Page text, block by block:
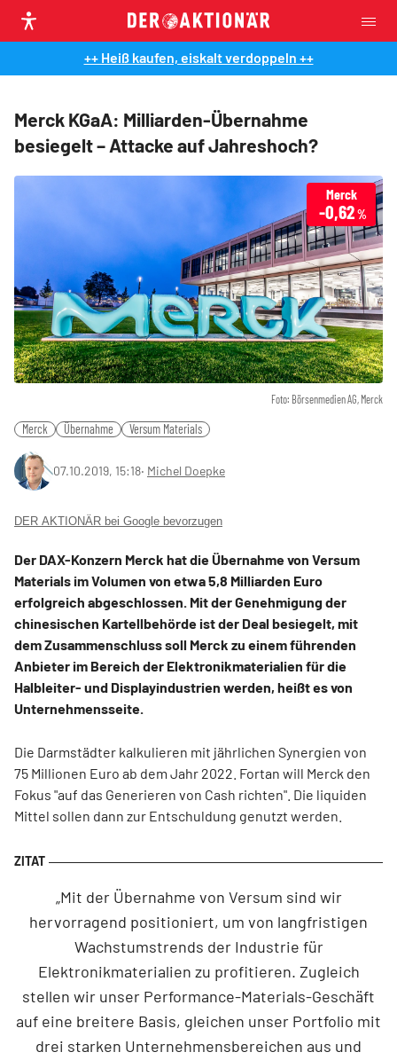
++ Heiß kaufen, eiskalt verdoppeln ++
Merck KGaA: Milliarden-Übernahme
besiegelt – Attacke auf Jahreshoch?
Foto: Börsenmedien AG, Merck
Merck
-0,62%
Merck Übernahme Versum Materials
07.10.2019, 15:18‧ Michel Doepke
DER AKTIONÄR bei Google bevorzugen
Der DAX-Konzern Merck hat die Übernahme von Versum
Materials im Volumen von etwa 5,8 Milliarden Euro
erfolgreich abgeschlossen. Mit der Genehmigung der
chinesischen Kartellbehörde ist der Deal besiegelt, mit
dem Zusammenschluss soll Merck zu einem führenden
Anbieter im Bereich der Elektronikmaterialien für die
Halbleiter- und Displayindustrien werden, heißt es von
Unternehmensseite.
Die Darmstädter kalkulieren mit jährlichen Synergien von
75 Millionen Euro ab dem Jahr 2022. Fortan will Merck den
Fokus "auf das Generieren von Cash richten". Die liquiden
Mittel sollen dann zur Entschuldung genutzt werden.
„Mit der Übernahme von Versum sind wir
hervorragend positioniert, um von langfristigen
Wachstumstrends der Industrie für
Elektronikmaterialien zu profitieren. Zugleich
stellen wir unser Performance-Materials-Geschäft
auf eine breitere Basis, gleichen unser Portfolio mit
drei starken Unternehmensbereichen aus und